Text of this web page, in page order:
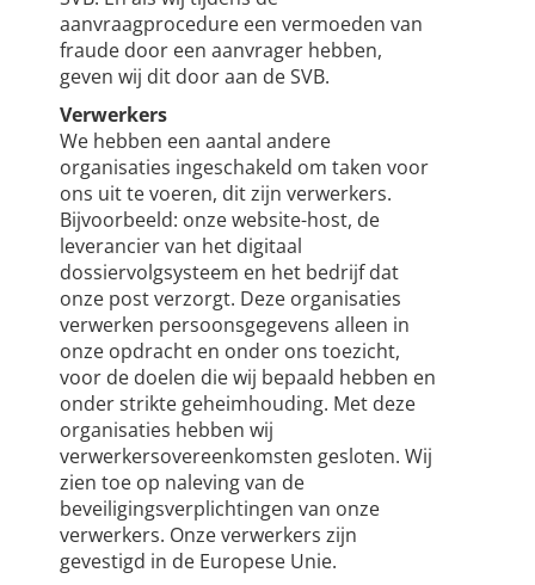
aanvraagprocedure een vermoeden van
fraude door een aanvrager hebben,
geven wij dit door aan de SVB.
Verwerkers
We hebben een aantal andere
organisaties ingeschakeld om taken voor
ons uit te voeren, dit zijn verwerkers.
Bijvoorbeeld: onze website-host, de
leverancier van het digitaal
dossiervolgsysteem en het bedrijf dat
onze post verzorgt. Deze organisaties
verwerken persoonsgegevens alleen in
onze opdracht en onder ons toezicht,
voor de doelen die wij bepaald hebben en
onder strikte geheimhouding. Met deze
organisaties hebben wij
verwerkersovereenkomsten gesloten. Wij
zien toe op naleving van de
beveiligingsverplichtingen van onze
verwerkers. Onze verwerkers zijn
gevestigd in de Europese Unie.